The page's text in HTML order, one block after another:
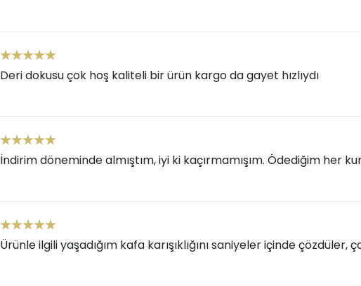
Deri dokusu çok hoş kaliteli bir ürün kargo da gayet hızlıydı
İndirim döneminde almıştım, iyi ki kaçırmamışım. Ödediğim her
Ürünle ilgili yaşadığım kafa karışıklığını saniyeler içinde çözdüler,